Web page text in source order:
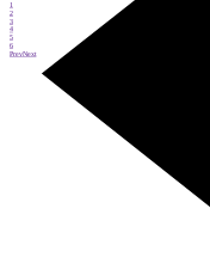
1
2
3
4
5
6
PrevNext